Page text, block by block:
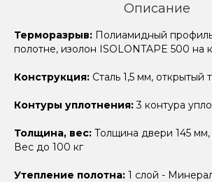
Описание
Терморазрыв: Полиамидный
полотне, изолон ISOLONTAPE 500 на
Конструкция: Сталь 1,5 мм, открытый
Контуры уплотнения:3 контура
Толщина, вес: Толщина двери 145
Вес до 100 кг
Утепление полотна: 1 слой -